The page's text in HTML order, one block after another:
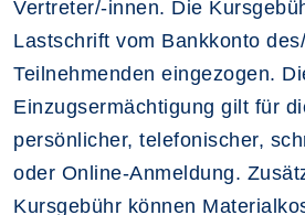
Vertreter/-innen. Die
Lastschrift vom Bankkonto
Teilnehmenden eingezogen.
Einzugsermächtigung gilt für
persönlicher, telefonischer,
oder Online-Anmeldung.
Kursgebühr können